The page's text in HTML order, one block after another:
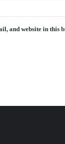
and website in this